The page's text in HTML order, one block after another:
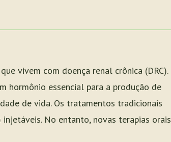
vivem com doença renal crônica (DRC).
hormônio essencial para a produção de
de vida. Os tratamentos tradicionais
No entanto, novas terapias orais